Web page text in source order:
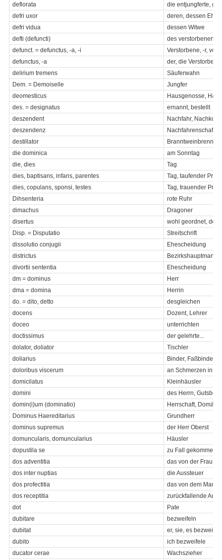
deflorata
die entjungferte,
defri uxor
deren, dessen
defri vidua
dessen Witwe
defti (defuncti)
des verstorbenen...
defunct. = defunctus, -a, -i
Verstorbene, -r,
defunctus, -a
der, die Verstorbene
delirium tremens
Säuferwahn
Dem. = Demoiselle
Jungfer
deomesticus
Hausgenosse,
des. = designatus
ernannt, bestellt
deszendent
Nachfahr,
deszendenz
Nachfahrenschaft /
destillator
Branntweinbrenner
die dominica
am Sonntag
die, dies
Tag
dies, baptisans, infans, parentes
Tag, taufender
dies, copulans, sponsi, testes
Tag, trauender
Dihsenteria
rote Ruhr
dimachus
Dragoner
disertus
wohl geordnet,
Disp. = Disputatio
Streitschrift
dissolutio conjugii
Ehescheidung
districtus
divortii sententia
Ehescheidung
dm = dominus
Herr
dma = domina
Herrin
do. = dito, detto
desgleichen
docens
Dozent, Lehrer
doceo
unterrichten
doctissimus
der gelehrte...
dolator, doliator
Tischler
doliarius
Binder, Faßbinder
doloribus viscerum
an Schmerzen in
domicilatus
Kleinhäusler
domini
des Herrn,
domin(i)um (dominatio)
Herrschaft,
Dominus Haereditarius
Grundherr
dominus supremus
der Herr Oberst
domuncularis, domuncularius
Häusler
dopustila se
zu Fall gekommen
dos adventitia
das von der Frau in
dos inter nuptias
die Aussteuer
dos profectitia
das von dem Mann
dos receptitia
zurückfallende
dot
Pate
dubitare
bezweifeln
dubitat
er, sie, es bezweifelt
dubito
ich bezweifele
ducator cerae
Wachszieher